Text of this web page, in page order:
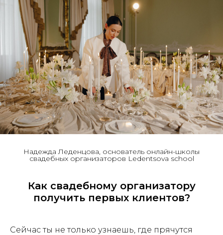
Надежда Леденцова, основатель онлайн-школы
свадебных организаторов Ledentsova school
Как свадебному организатору
получить первых клиентов?
Сейчас ты не только узнаешь, где прячутся